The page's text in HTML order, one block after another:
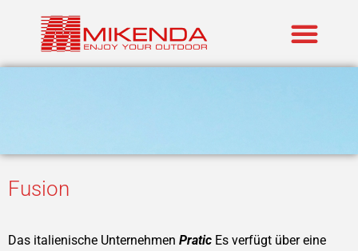
Fusion
Das italienische Unternehmen Pratic Es verfügt über eine